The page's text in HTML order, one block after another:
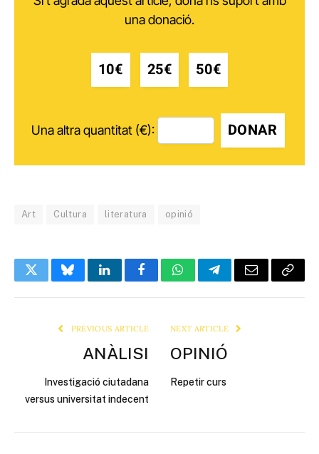
una donació.
10€ 25€ 50€
Una altra quantitat (€): DONAR
Art Cultura literatura opinió
TwitterBlueskyLinkedInFacebookWhatsAppTelegramEmail Copy
PREVIOUS ARTICLE
ANÀLISI
Investigació ciutadana
versus universitat indecent
NEXT ARTICLE
OPINIÓ
Repetir curs